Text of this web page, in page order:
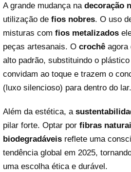
A grande mudança na decoração
utilização de fios nobres. O uso
misturas com fios metalizados
peças artesanais. O crochê agora
alto padrão, substituindo o
convidam ao toque e trazem o
(luxo silencioso) para dentro do lar.
Além da estética, a
pilar forte. Optar por fibras
biodegradáveis reflete uma
tendência global em 2025,
uma escolha ética e durável.